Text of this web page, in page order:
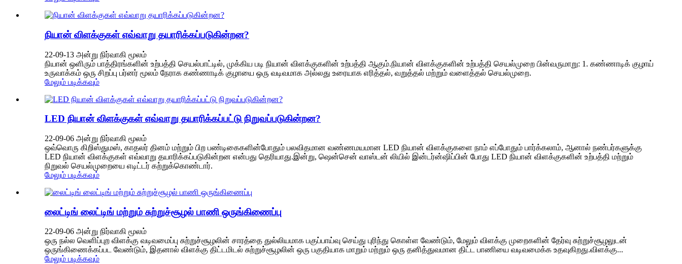
நியான் விளக்குகள் எவ்வாறு தயாரிக்கப்படுகின்றன?
22-09-13 அன்று நிர்வாகி மூலம்
நியான் ஒளிரும் பாத்திரங்களின் உற்பத்தி செயல்பாட்டில், முக்கிய படி நியான் விளக்குகளின் உற்பத்தி ஆகும்.நியான் விளக்குகளின் உற்பத்தி செயல்முறை பின்வருமாறு: 1. கண்ணாடிக் குழாய்
உருவாக்கம் ஒரு சிறப்பு பர்னர் மூலம் நேராக கண்ணாடிக் குழாயை ஒரு வடிவமாக அல்லது உரையாக எரித்தல், வறுத்தல் மற்றும் வளைத்தல் செயல்முறை.
மேலும் படிக்கவும்
LED நியான் விளக்குகள் எவ்வாறு தயாரிக்கப்பட்டு நிறுவப்படுகின்றன?
22-09-06 அன்று நிர்வாகி மூலம்
ஒவ்வொரு கிறிஸ்துமஸ், காதலர் தினம் மற்றும் பிற பண்டிகைகளின்போதும் பலவிதமான வண்ணமயமான LED நியான் விளக்குகளை நாம் எப்போதும் பார்க்கலாம், ஆனால் நண்பர்களுக்கு
LED நியான் விளக்குகள் எவ்வாறு தயாரிக்கப்படுகின்றன என்பது தெரியாது.இன்று, ஷென்சென் வாஸ்டன் லியில் இன்டர்ன்ஷிப்பின் போது LED நியான் விளக்குகளின் உற்பத்தி மற்றும்
நிறுவல் செயல்முறையை எடிட்டர் கற்றுக்கொண்டார்.
மேலும் படிக்கவும்
லைட்டிங் லைட்டிங் மற்றும் சுற்றுச்சூழல் பாணி ஒருங்கிணைப்பு
22-09-06 அன்று நிர்வாகி மூலம்
ஒரு நல்ல வெளிப்புற விளக்கு வடிவமைப்பு சுற்றுச்சூழலின் சாரத்தை துல்லியமாக பகுப்பாய்வு செய்து புரிந்து கொள்ள வேண்டும், மேலும் விளக்கு முறைகளின் தேர்வு சுற்றுச்சூழலுடன்
ஒருங்கிணைக்கப்பட வேண்டும், இதனால் விளக்கு திட்டமிடல் சுற்றுச்சூழலின் ஒரு பகுதியாக மாறும் மற்றும் ஒரு தனித்துவமான திட்ட பாணியை வடிவமைக்க உதவுகிறது.விளக்கு...
மேலும் படிக்கவும்